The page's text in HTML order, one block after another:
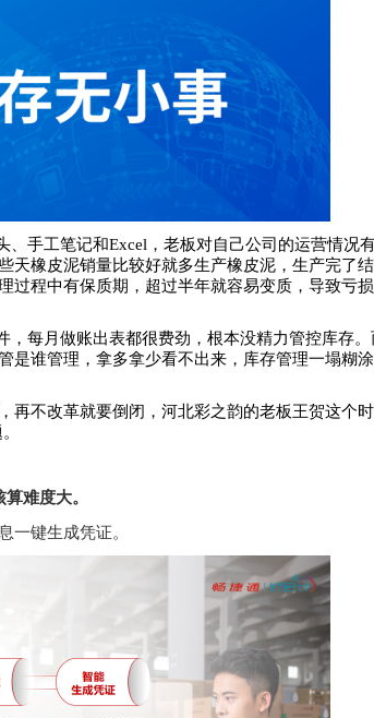
手工笔记和Excel，老板对自己公司的运营情况
天橡皮泥销量比较好就多生产橡皮泥，生产完了
过程中有保质期，超过半年就容易变质，导致亏
每月做账出表都很费劲，根本没精力管控库存。
是谁管理，拿多拿少看不出来，库存管理一塌糊
再不改革就要倒闭，河北彩之韵的老板王贺这个
难度大。
一键生成凭证。